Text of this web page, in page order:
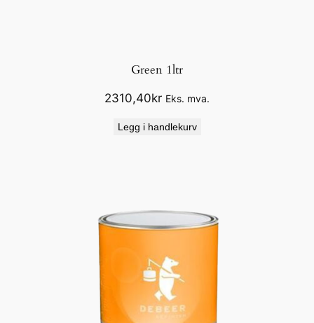
Green 1ltr
2310,40kr Eks. mva.
Legg i handlekurv